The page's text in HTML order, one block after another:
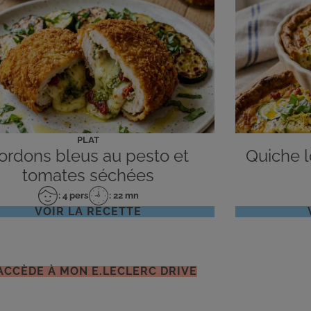
PLAT
bleus au pesto et
tomates séchées
Nombre
de
: 4 pers
Temps
de
: 22 mn
VOIR LA RECETTE
Quiche
À MON E.LECLERC DRIVE